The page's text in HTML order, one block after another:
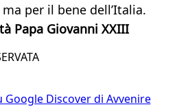
per il bene dell’Italia.
Papa Giovanni XXIII
Google Discover di Avvenire